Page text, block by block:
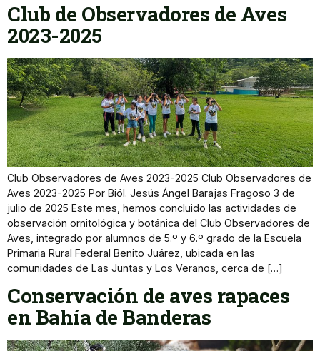
Club de Observadores de Aves
2023-2025
Club Observadores de Aves 2023-2025 Club Observadores de
Aves 2023-2025 Por Biól. Jesús Ángel Barajas Fragoso 3 de
julio de 2025 Este mes, hemos concluido las actividades de
observación ornitológica y botánica del Club Observadores de
Aves, integrado por alumnos de 5.º y 6.º grado de la Escuela
Primaria Rural Federal Benito Juárez, ubicada en las
comunidades de Las Juntas y Los Veranos, cerca de […]
Conservación de aves rapaces
en Bahía de Banderas